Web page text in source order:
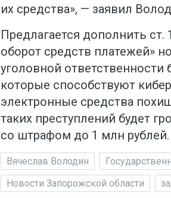
их средства», — заявил
Предлагается дополнить
оборот средств платежей»
уголовной ответственности
которые способствуют
электронные средства
таких преступлений будет
со штрафом до 1 млн рублей.
Вячеслав Володин
Новости Запорожской области